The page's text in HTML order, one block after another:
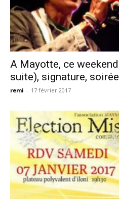
A Mayotte, ce
suite), signature,
remi - 17 février 2017